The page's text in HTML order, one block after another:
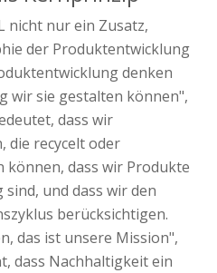
nicht nur ein Zusatz,
der Produktentwicklung
denken
wir sie gestalten können",
dass wir
die recycelt oder
dass wir Produkte
und dass wir den
berücksichtigen.
das ist unsere Mission",
dass Nachhaltigkeit ein